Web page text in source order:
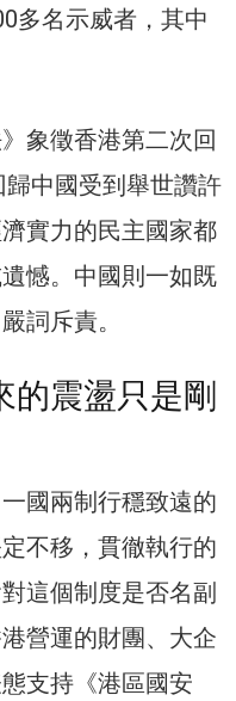
多名示威者，其中
象徵香港第二次回
中國受到舉世讚許
實力的民主國家都
憾。中國則一如既
詞斥責。
的震盪只是剛
國兩制行穩致遠的
不移，貫徹執行的
這個制度是否名副
營運的財團、大企
支持《港區國安